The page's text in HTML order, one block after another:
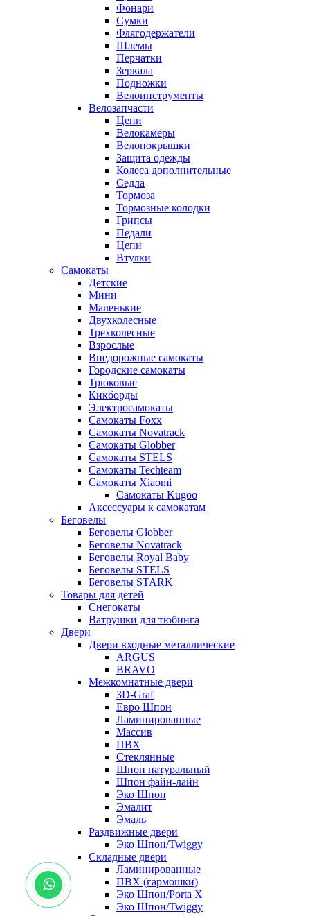
Фонари
Сумки
Флягодержатели
Шлемы
Перчатки
Зеркала
Подножки
Велоинструменты
Велозапчасти
Цепи
Велокамеры
Велопокрышки
Защита одежды
Колеса дополнительные
Седла
Тормоза
Тормозные колодки
Грипсы
Педали
Цепи
Втулки
Самокаты
Детские
Мини
Маленькие
Двухколесные
Трехколесные
Взрослые
Внедорожные самокаты
Городские самокаты
Трюковые
Кикборды
Электросамокаты
Самокаты Foxx
Самокаты Novatrack
Самокаты Globber
Самокаты STELS
Самокаты Techteam
Самокаты Xiaomi
Самокаты Kugoo
Аксессуары к самокатам
Беговелы
Беговелы Globber
Беговелы Novatrack
Беговелы Royal Baby
Беговелы STELS
Беговелы STARK
Товары для детей
Снегокаты
Ватрушки для тюбинга
Двери
Двери входные металлические
ARGUS
BRAVO
Межкомнатные двери
3D-Graf
Евро Шпон
Ламинированные
Массив
ПВХ
Стеклянные
Шпон натуральный
Шпон файн-лайн
Эко Шпон
Эмалит
Эмаль
Раздвижные двери
Эко Шпон/Twiggy
Складные двери
Ламинированные
ПВХ (гармошки)
Эко Шпон/Porta X
Эко Шпон/Twiggy